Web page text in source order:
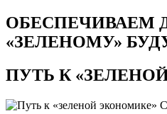
ОБЕСПЕЧИВАЕМ
«ЗЕЛЕНОМУ»
ПУТЬ К